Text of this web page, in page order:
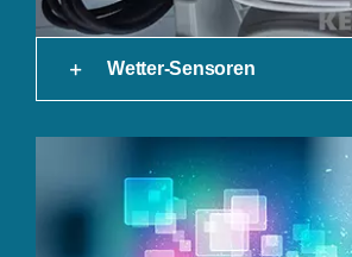
Wetter-Sensoren